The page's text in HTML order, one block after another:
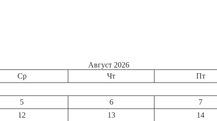
Август 2026
Ср Чт Пт
5 6 7
12 13 14